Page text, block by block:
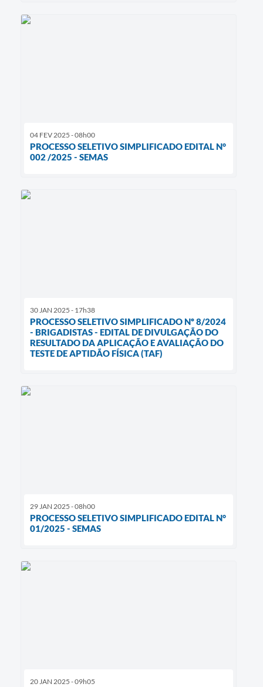
04 FEV 2025 - 08h00
PROCESSO SELETIVO SIMPLIFICADO EDITAL N°
002 /2025 - SEMAS
30 JAN 2025 - 17h38
PROCESSO SELETIVO SIMPLIFICADO Nº 8/2024
- BRIGADISTAS - EDITAL DE DIVULGAÇÃO DO
RESULTADO DA APLICAÇÃO E AVALIAÇÃO DO
TESTE DE APTIDÃO FÍSICA (TAF)
29 JAN 2025 - 08h00
PROCESSO SELETIVO SIMPLIFICADO EDITAL N°
01/2025 - SEMAS
20 JAN 2025 - 09h05